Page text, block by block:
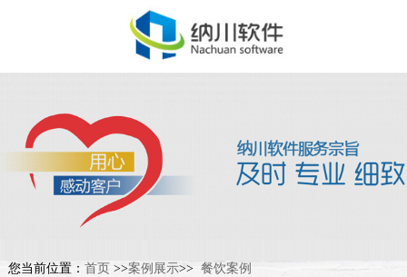
您当前位置： 首页 >>案例展示>> 餐饮案例